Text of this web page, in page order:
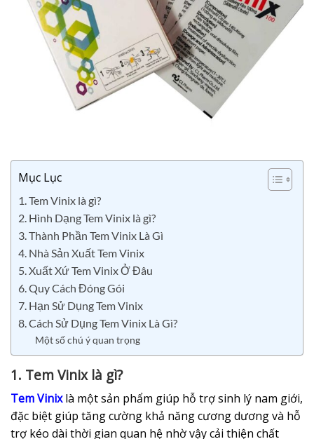
Mục Lục
1. Tem Vinix là gì?
2. Hình Dạng Tem Vinix là gì?
3. Thành Phần Tem Vinix Là Gì
4. Nhà Sản Xuất Tem Vinix
5. Xuất Xứ Tem Vinix Ở Đâu
6. Quy Cách Đóng Gói
7. Hạn Sử Dụng Tem Vinix
8. Cách Sử Dụng Tem Vinix Là Gì?
Một số chú ý quan trọng
1. Tem Vinix là gì?
Tem Vinixlà một sản phẩm giúp hỗ trợ sinh lý nam giới,
đặc biệt giúp tăng cường khả năng cương dương và hỗ
trợ kéo dài thời gian quan hệ nhờ vậy cải thiện chất